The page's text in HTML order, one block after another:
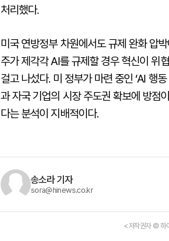
처리했다.
미국 연방정부 차원에서도 규제 완화 압
주가 제각각 AI를 규제할 경우 혁신이 위
걸고 나섰다. 미 정부가 마련 중인 ‘AI 행
과 자국 기업의 시장 주도권 확보에 방점
다는 분석이 지배적이다.
송소라 기자
sora@hinews.co.kr
<저작권자 © 하